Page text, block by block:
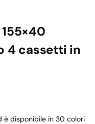
4 cassetti in
è disponibile in 30 colori